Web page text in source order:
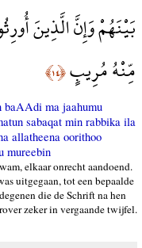
بَيْنَهُمْ وَإِنَّ الَّذِينَ
مِّنْهُ مُرِيبٍ﴿١٤﴾
baAAdi ma jaahumu
sabaqat min rabbika ila
allatheena oorithoo
mureebin
elkaar onrecht aandoend.
uitgegaan, tot een bepaalde
die de Schrift na hen
zeker in vergaande twijfel.